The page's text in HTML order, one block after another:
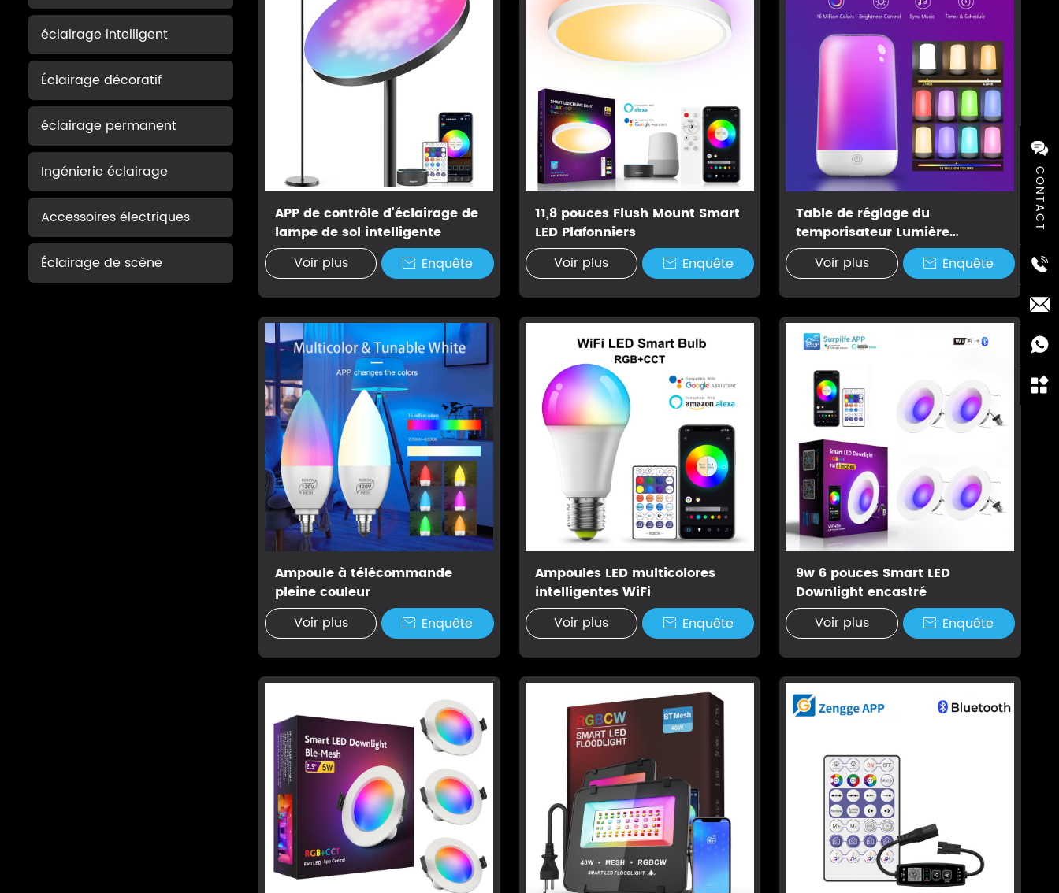
éclairage intelligent
Éclairage décoratif
éclairage permanent
Ingénierie éclairage
Accessoires électriques
Éclairage de scène
APP de contrôle d'éclairage de
lampe de sol intelligente
Voir plus
 Enquête
11,8 pouces Flush Mount Smart
LED Plafonniers
Voir plus
 Enquête
Table de réglage du
temporisateur Lumière
d'humeur intelligente
Voir plus  Enquête
Ampoule à télécommande
pleine couleur
Voir plus
 Enquête
Ampoules LED multicolores
intelligentes WiFi
Voir plus
 Enquête
9w 6 pouces Smart LED
Downlight encastré
Voir plus
 Enquête
CONTACT